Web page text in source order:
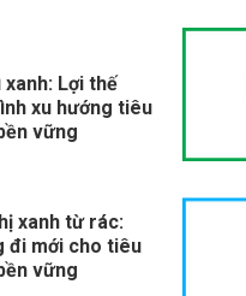
xanh: Lợi thế
xu hướng tiêu
vững
xanh từ rác:
đi mới cho tiêu
vững